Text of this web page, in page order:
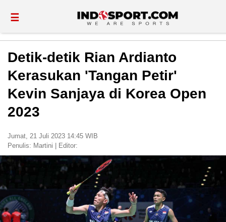
☰
Detik-detik Rian Ardianto
Kerasukan 'Tangan Petir'
Kevin Sanjaya di Korea Open
2023
Jumat, 21 Juli 2023 14:45 WIB
Penulis: Martini Editor: